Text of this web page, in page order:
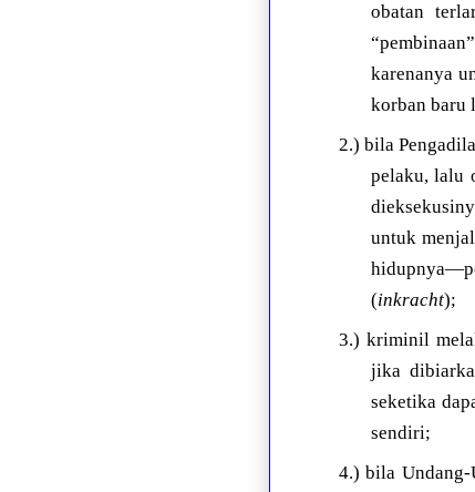
obatan
karenanya
korban baru
2.) bila
pelaku, lalu
untuk
(inkracht);
3.) kriminil
jika
seketika
sendiri;
4.) bila Undang-